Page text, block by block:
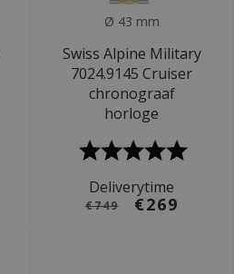
Ø 43 mm
Swiss Alpine Military
7024.9145 Cruiser
chronograaf
horloge
Deliverytime
€749 €269